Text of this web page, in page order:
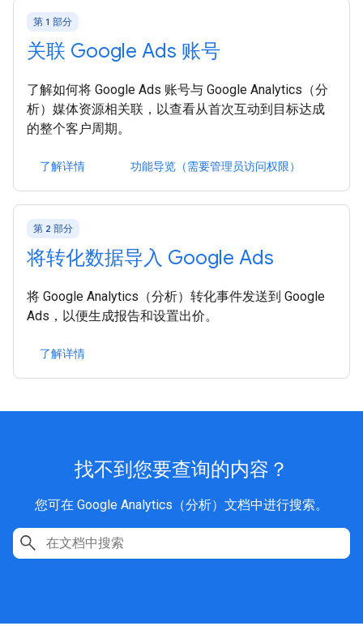
第 1 部分
关联 Google Ads 账号
了解如何将 Google Ads 账号与 Google Analytics（分
析）媒体资源相关联，以查看从首次互动到目标达成
的整个客户周期。
了解详情 功能导览（需要管理员访问权限）
第 2 部分
将转化数据导入 Google Ads
将 Google Analytics（分析）转化事件发送到 Google
Ads，以便生成报告和设置出价。
了解详情
找不到您要查询的内容？
您可在 Google Analytics（分析）文档中进行搜索。